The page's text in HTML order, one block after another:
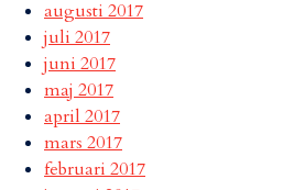
augusti 2017
juli 2017
juni 2017
maj 2017
april 2017
mars 2017
februari 2017